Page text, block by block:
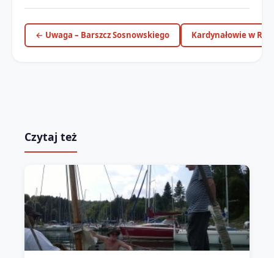
← Uwaga – Barszcz Sosnowskiego Kardynałowie w
Czytaj też